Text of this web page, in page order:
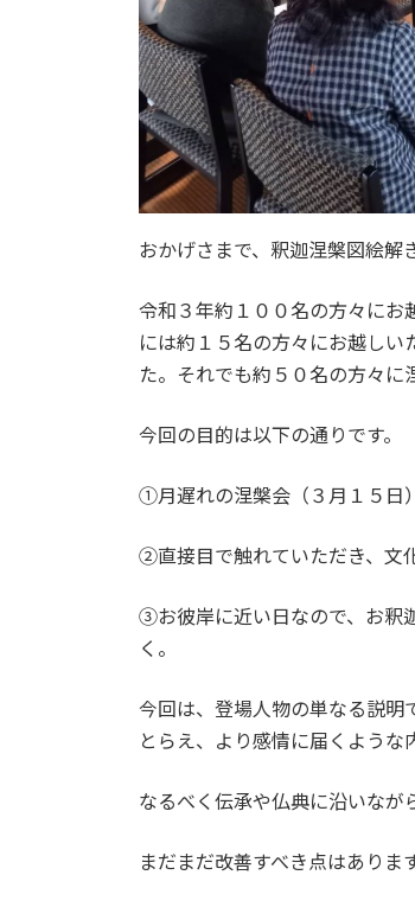
おかげさまで、釈迦涅槃図絵解
令和３年約１００名の方々にお
には約１５名の方々にお越し
た。それでも約５０名の方々に
今回の目的は以下の通りです。
①月遅れの涅槃会（３月１５日
②直接目で触れていただき、文
③お彼岸に近い日なので、お釈
く。
今回は、登場人物の単なる説明
とらえ、より感情に届くような
なるべく伝承や仏典に沿いなが
まだまだ改善すべき点はありま